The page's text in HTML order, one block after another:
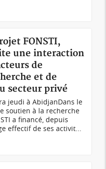
FONSTI,
une interaction
de
et de
secteur privé
jeudi à AbidjanDans le
soutien à la recherche
a financé, depuis
effectif de ses activit...